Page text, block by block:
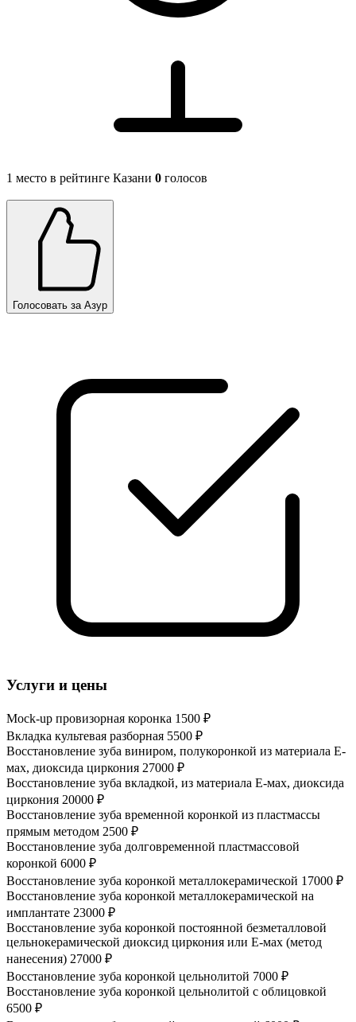
1 место в рейтинге Казани 0 голосов
Голосовать за Азур
Услуги и цены
Mock-up провизорная коронка 1500 ₽
Вкладка культевая разборная 5500 ₽
Восстановление зуба виниром, полукоронкой из материала Е-
мах, диоксида циркония 27000 ₽
Восстановление зуба вкладкой, из материала Е-мах, диоксида
циркония 20000 ₽
Восстановление зуба временной коронкой из пластмассы
прямым методом 2500 ₽
Восстановление зуба долговременной пластмассовой
коронкой 6000 ₽
Восстановление зуба коронкой металлокерамической 17000 ₽
Восстановление зуба коронкой металлокерамической на
имплантате 23000 ₽
Восстановление зуба коронкой постоянной безметалловой
цельнокерамической диоксид циркония или Е-мах (метод
нанесения) 27000 ₽
Восстановление зуба коронкой цельнолитой 7000 ₽
Восстановление зуба коронкой цельнолитой с облицовкой
6500 ₽